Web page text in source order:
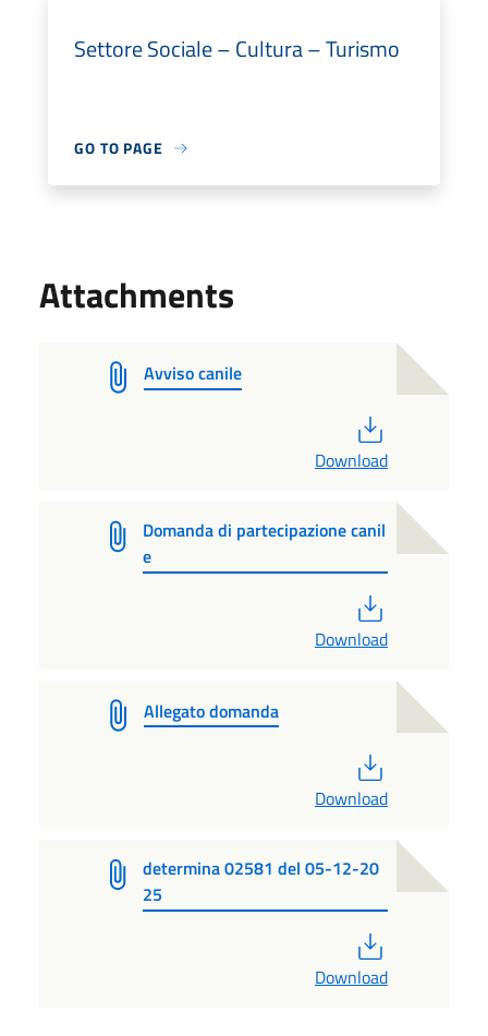
Settore Sociale – Cultura – Turismo
GO TO PAGE
Attachments
Avviso canile
Download
Domanda di partecipazione canil
e
Download
Allegato domanda
Download
determina 02581 del 05-12-20
25
Download